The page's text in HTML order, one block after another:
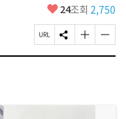
좋
요
24조회 2,750
페
이
복
S
N
기
글
자
변
글
자